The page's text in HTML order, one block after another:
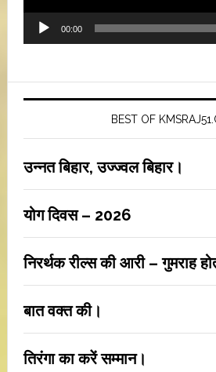
00:00
BEST OF
उन्नत बिहार, उज्ज्वल बिहार।
योग दिवस – 2026
निरर्थक रील्स की आरी – गुमराह
बात वक्त की।
तिरंगा का करें सम्मान।